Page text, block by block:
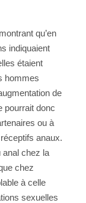
qu’en
indiquaient
étaient
hommes
de
pourrait donc
ou à
anaux.
anal chez la
chez
à celle
sexuelles